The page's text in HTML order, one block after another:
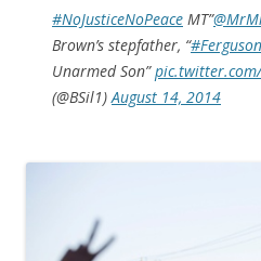
#NoJusticeNoPeace MT”
Brown’s stepfather, “#Ferguson
Unarmed Son”pic.twitter.com/
(@BSil1)August 14, 2014